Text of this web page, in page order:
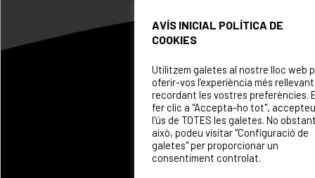
RUGBY
NATACIÓ
ARTÍSTICA
AVÍS INICIAL POLÍTICA DE
COOKIES
Utilitzem galetes al nostre lloc web
oferir-vos l’experiència més rellevant
recordant les vostres preferències.
fer clic a "Accepta-ho tot", accepteu
l'ús de TOTES les galetes. No
això, podeu visitar "Configuració de
galetes" per proporcionar un
consentiment controlat.